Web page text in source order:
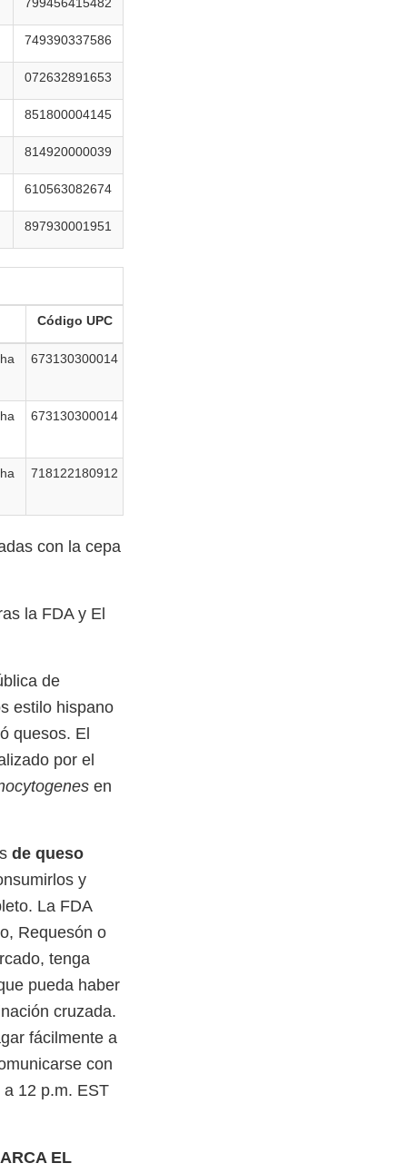
799456415482
749390337586
072632891653
851800004145
814920000039
610563082674
897930001951
Código UPC
673130300014
673130300014
718122180912
con la cepa
la FDA y El
de
estilo hispano
quesos. El
por el
en
de queso
y
La FDA
Requesón o
tenga
pueda haber
cruzada.
fácilmente a
con
12 p.m. EST
EL